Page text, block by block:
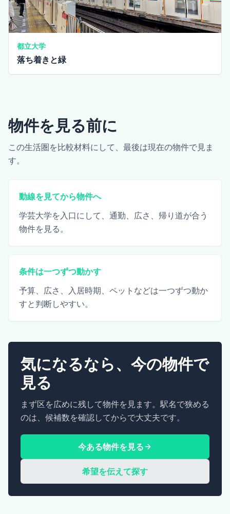
都立大学
落ち着きと緑
物件を見る前に
この生活圏を比較材料にして、最後は現在の物件で見ま
す。
動線を見てから物件へ
学芸大学を入口にして、通勤、広さ、帰り道が合う
物件を見る。
条件は一つずつ動かす
予算、広さ、入居時期、ペットなどは一つずつ動か
すと判断しやすい。
気になるなら、今の物件で
見る
まず区を広めに残して物件を見ます。駅名で狭める
のは、候補数を確認してからで大丈夫です。
今ある物件を見る
希望を伝えて探す